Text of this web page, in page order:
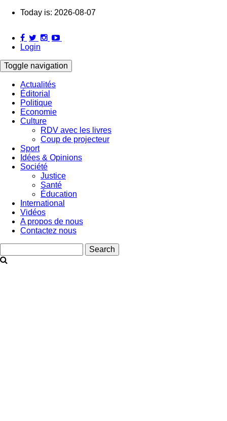
Skip
content
Today is: 2026-08-07
Login
Toggle navigation
Main
navigation
Actualités
Éditorial
Politique
Economie
Culture
RDV avec les livres
Coup de projecteur
Sport
Idées & Opinions
Société
Justice
Santé
Éducation
International
Vidéos
A propos de nous
Contactez nous